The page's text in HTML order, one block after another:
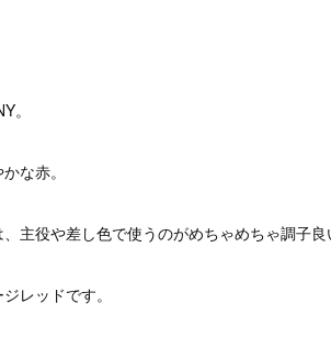
。
な赤。
主役や差し色で使うのがめちゃめちゃ調子良
レッドです。